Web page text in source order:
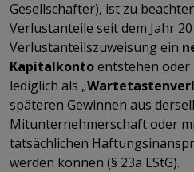
Gesellschafter), ist zu
Verlustanteile seit dem Jahr
Verlustanteilszuweisung ein
Kapitalkontoentstehen oder
lediglich als „
späteren Gewinnen aus
Mitunternehmerschaft oder
tatsächlichen
werden können (§ 23a EStG).